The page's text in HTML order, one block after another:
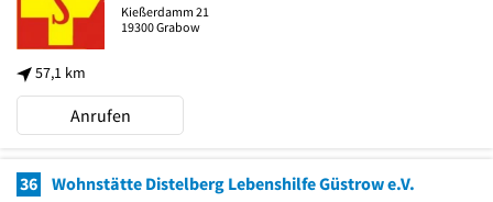
57,1 km
Kießerdamm 21
19300Grabow
Anrufen
36 Wohnstätte Distelberg Lebenshilfe Güstrow e.V.